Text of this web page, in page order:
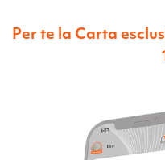
Per te la Carta